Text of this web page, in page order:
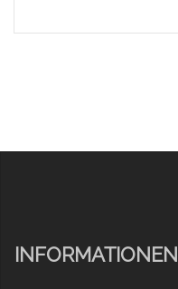
INFORMATIONEN